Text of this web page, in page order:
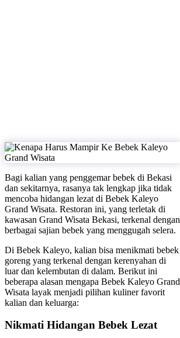
Bagi kalian yang penggemar bebek di Bekasi
dan sekitarnya, rasanya tak lengkap jika tidak
mencoba hidangan lezat di Bebek Kaleyo
Grand Wisata. Restoran ini, yang terletak di
kawasan Grand Wisata Bekasi, terkenal dengan
berbagai sajian bebek yang menggugah selera.
Di Bebek Kaleyo, kalian bisa menikmati bebek
goreng yang terkenal dengan kerenyahan di
luar dan kelembutan di dalam. Berikut ini
beberapa alasan mengapa Bebek Kaleyo Grand
Wisata layak menjadi pilihan kuliner favorit
kalian dan keluarga:
Nikmati Hidangan Bebek Lezat